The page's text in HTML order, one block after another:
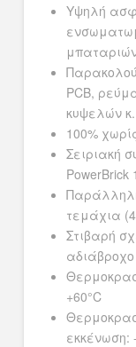
Υψηλή
PCB,
κυψελών
100%
Σειριακή
PowerBrick
τεμάχια
Στιβαρή
+60°C
εκκένωση: